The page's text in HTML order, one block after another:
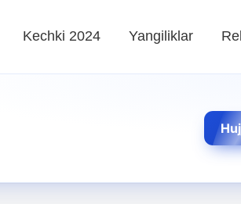
Kechki 2024 Yangiliklar